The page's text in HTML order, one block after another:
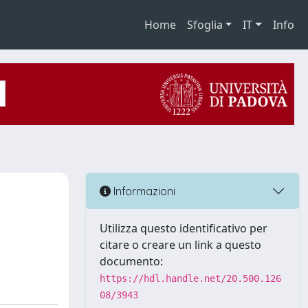
Home Sfoglia IT Info
Informazioni
Utilizza questo identificativo per
citare o creare un link a questo
documento:
https://hdl.handle.net/20.500.126
08/3943